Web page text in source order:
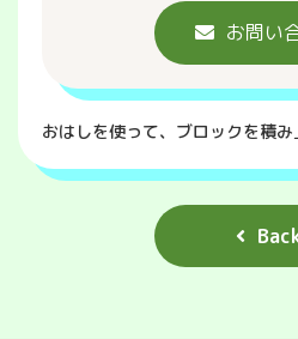
お問い
おはしを使って、ブロックを積み